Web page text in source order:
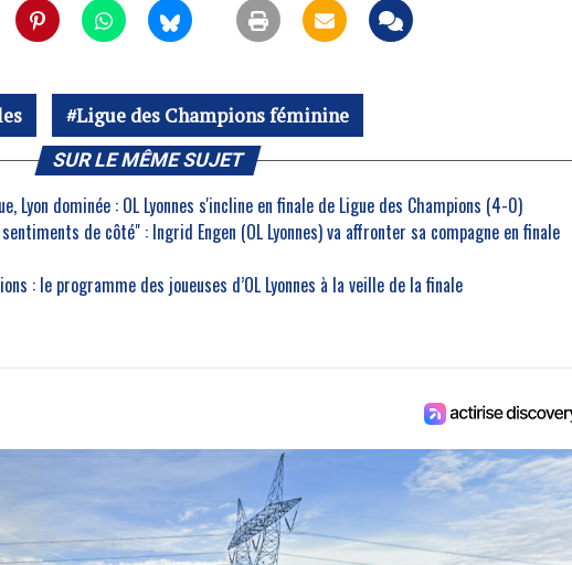
Ligue des Champions féminine
SUR LE MÊME SUJET
Lyon dominée : OL Lyonnes s'incline en finale de Ligue des Champions (4-0)
de côté" : Ingrid Engen (OL Lyonnes) va affronter sa compagne en finale
: le programme des joueuses d’OL Lyonnes à la veille de la finale